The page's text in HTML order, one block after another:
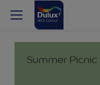
Summer Picnic